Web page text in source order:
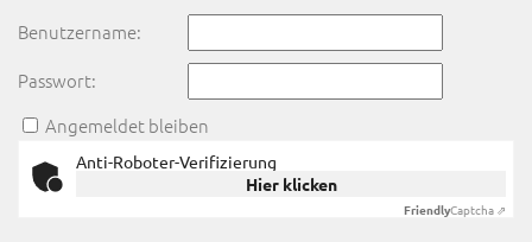
Benutzername:
Passwort:
Angemeldet bleiben
Anti-Roboter-Verifizierung
Hier klicken
FriendlyCaptcha ⇗